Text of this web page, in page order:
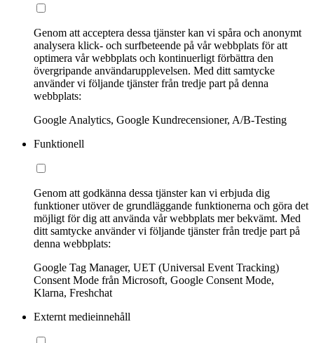
Genom att acceptera dessa tjänster kan vi spåra och anonymt
analysera klick- och surfbeteende på vår webbplats för att
optimera vår webbplats och kontinuerligt förbättra den
övergripande användarupplevelsen. Med ditt samtycke
använder vi följande tjänster från tredje part på denna
webbplats:
Google Analytics, Google Kundrecensioner, A/B-Testing
Funktionell
Genom att godkänna dessa tjänster kan vi erbjuda dig
funktioner utöver de grundläggande funktionerna och göra det
möjligt för dig att använda vår webbplats mer bekvämt. Med
ditt samtycke använder vi följande tjänster från tredje part på
denna webbplats:
Google Tag Manager, UET (Universal Event Tracking)
Consent Mode från Microsoft, Google Consent Mode,
Klarna, Freshchat
Externt medieinnehåll